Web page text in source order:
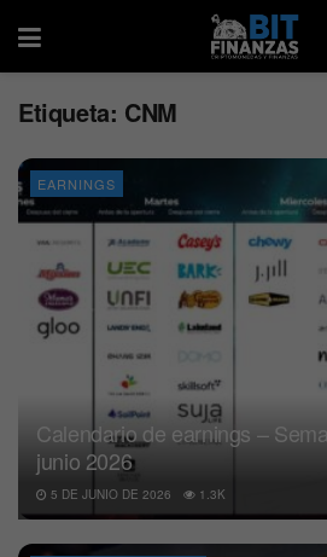
Etiqueta: CNM
EARNINGS
Calendario de earnings –
junio 2026
5 DE JUNIO DE 2026 1.3K